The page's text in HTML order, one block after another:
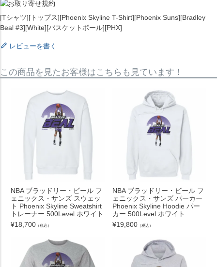
[Tシャツ][トップス][Phoenix Skyline T-Shirt][Phoenix Suns][Bradley
Beal #3][White][バスケットボール][PHX]
レビューを書く
この商品を見たお客様はこちらも見ています！
NBA ブラッドリー・ビール フ
ェニックス・サンズ スウェッ
ト Phoenix Skyline Sweatshirt
トレーナー 500Level ホワイト
¥18,700 （税込）
NBA ブラッドリー・ビール フ
ェニックス・サンズ パーカー
Phoenix Skyline Hoodie パー
カー 500Level ホワイト
¥19,800 （税込）